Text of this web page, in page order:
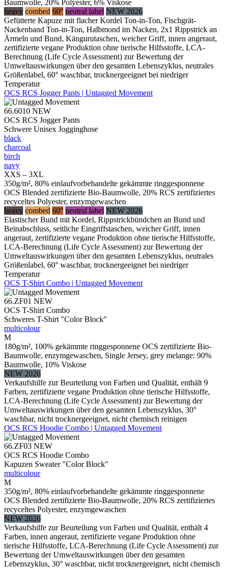
Baumwolle, 20% Polyester, 6% Viskose
heavy combed 60° neutral label NEW 2026
Gefütterte Kapuze mit flacher Kordel Ton-in-Ton, Fischgrät-
Nackenband Ton-in-Ton, Halbmond im Nacken, 2x1 Rippstrick an
Ärmeln und Bund, Kängurutaschen, weicher Griff, innen angeraut,
zertifizierte vegane Produktion ohne tierische Hilfsstoffe, LCA-
Berechnung (Life Cycle Assessment) zur Bewertung der
Umweltauswirkungen über den gesamten Lebenszyklus, neutrales
Größenlabel, 60° waschbar, trocknergeeignet bei niedriger
Temperatur
OCS RCS Jogger Pants | Untagged Movement
66.6010 NEW
OCS RCS Jogger Pants
Schwere Unisex Jogginghose
black
charcoal
birch
navy
XXS – 3XL
350g/m², 80% einlaufvorbehandelte gekämmte ringgesponnene
OCS Blended zertifizierte Bio-Baumwolle, 20% RCS zertifiziertes
recyceltes Polyester, enzymgewaschen
heavy combed 60° neutral label NEW 2026
Elastischer Bund mit Kordel, Rippstrickbündchen an Bund und
Beinabschluss, seitliche Eingriffstaschen, weicher Griff, innen
angeraut, zertifizierte vegane Produktion ohne tierische Hilfsstoffe,
LCA-Berechnung (Life Cycle Assessment) zur Bewertung der
Umweltauswirkungen über den gesamten Lebenszyklus, neutrales
Größenlabel, 60° waschbar, trocknergeeignet bei niedriger
Temperatur
OCS T-Shirt Combo | Untagged Movement
66.ZF01 NEW
OCS T-Shirt Combo
Schweres T-Shirt "Color Block"
multicolour
M
180g/m², 100% gekämmte ringgesponnene OCS zertifizierte Bio-
Baumwolle, enzymgewaschen, Single Jersey, grey melange: 90%
Baumwolle, 10% Viskose
NEW 2026
Verkaufshilfe zur Beurteilung von Farben und Qualität, enthält 9
Farben, zertifizierte vegane Produktion ohne tierische Hilfsstoffe,
LCA-Berechnung (Life Cycle Assessment) zur Bewertung der
Umweltauswirkungen über den gesamten Lebenszyklus, 30°
waschbar, nicht trocknergeeignet, nicht chemisch reinigen
OCS RCS Hoodie Combo | Untagged Movement
66.ZF03 NEW
OCS RCS Hoodie Combo
Kapuzen Sweater "Color Block"
multicolour
M
350g/m², 80% einlaufvorbehandelte gekämmte ringgesponnene
OCS Blended zertifizierte Bio-Baumwolle, 20% RCS zertifiziertes
recyceltes Polyester, enzymgewaschen
NEW 2026
Verkaufshilfe zur Beurteilung von Farben und Qualität, enthält 4
Farben, innen angeraut, zertifizierte vegane Produktion ohne
tierische Hilfsstoffe, LCA-Berechnung (Life Cycle Assessment) zur
Bewertung der Umweltauswirkungen über den gesamten
Lebenszyklus, 30° waschbar, nicht trocknergeeignet, nicht chemisch